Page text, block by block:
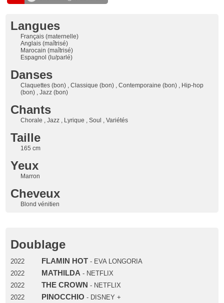
Langues
Français (maternelle)
Anglais (maîtrisé)
Marocain (maîtrisé)
Espagnol (lu/parlé)
Danses
Claquettes (bon) , Classique (bon) , Contemporaine (bon) , Hip-hop
(bon) , Jazz (bon)
Chants
Chorale , Jazz , Lyrique , Soul , Variétés
Taille
165 cm
Yeux
Marron
Cheveux
Blond vénitien
Doublage
2022 FLAMIN HOT- EVA LONGORIA
2022
MATHILDA - NETFLIX
2022
THE CROWN - NETFLIX
2022
PINOCCHIO - DISNEY +